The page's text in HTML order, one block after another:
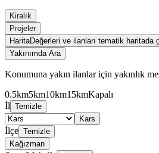
Kiralık
Projeler
HaritaDeğerleri ve ilanları tematik haritada
Yakınımda Ara
Konumuna yakın ilanlar için yakınlık
0.5km5km10km15kmKapalı
İl Temizle
Kars
İlçe Temizle
Kağızman